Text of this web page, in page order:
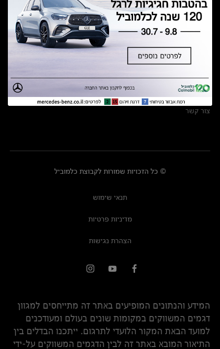
תקנון ימי מכירות 120 לכלמוביל
מצאו אותנו
אולמות תצוגה
מרכזי שירות
צור קשר
© כל הזכויות שמורות לקבוצת כלמוביל
תנאי שימוש
מדיניות פרטיות
הצהרת נגישות
המידע והנתונים המופיעים באתר זה מתייחסים למגוון
דגמים המשווקים במקומות שונים בעולם ומעודכנים
למועד הבאת המקור הלועדי לתרגום. ייתכנו הבדלים בין
התיאור המובא באתר זה לבין הדגמים המשווקים על-ידי